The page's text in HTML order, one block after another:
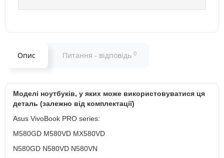
Опис Питання - відповідь 0
Моделі ноутбуків, у яких може використовуватися ця
деталь (залежно від комплектації)
Asus VivoBook PRO series:
M580GD M580VD MX580VD
N580GD N580VD N580VN